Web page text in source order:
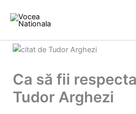
content
Ca să fii
Tudor Arghezi